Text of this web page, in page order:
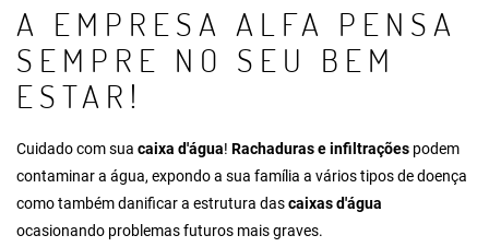
A EMPRESA ALFA PENSA
SEMPRE NO SEU BEM
ESTAR!
Cuidado com sua caixa d'água! Rachaduras e infiltrações podem
contaminar a água, expondo a sua família a vários tipos de doença
como também danificar a estrutura dascaixas d'água
ocasionando problemas futuros mais graves.